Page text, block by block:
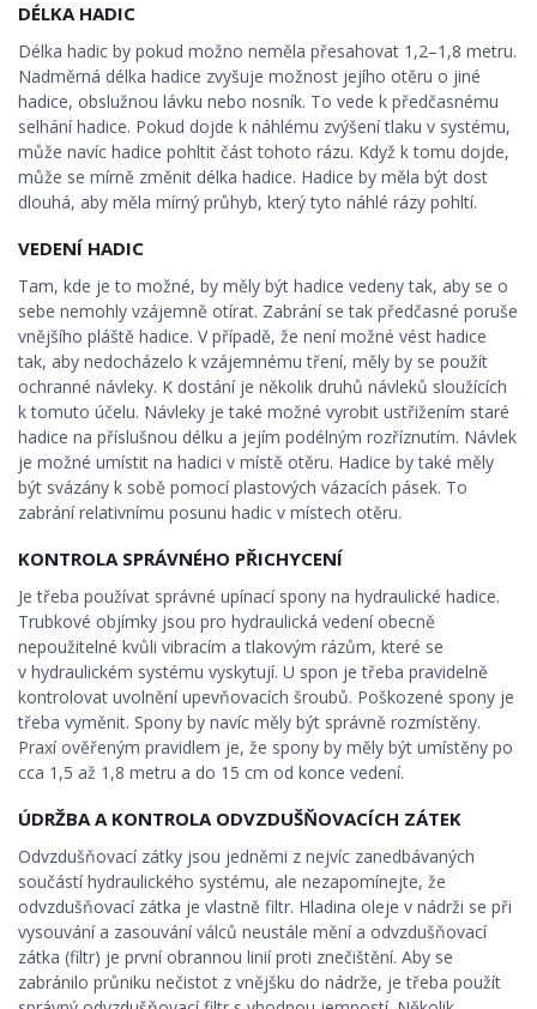
DÉLKA HADIC
Délka hadic by pokud možno neměla přesahovat 1,2–1,8 metru.
Nadměrná délka hadice zvyšuje možnost jejího otěru o jiné
hadice, obslužnou lávku nebo nosník. To vede k předčasnému
selhání hadice. Pokud dojde k náhlému zvýšení tlaku v systému,
může navíc hadice pohltit část tohoto rázu. Když k tomu dojde,
může se mírně změnit délka hadice. Hadice by měla být dost
dlouhá, aby měla mírný průhyb, který tyto náhlé rázy pohltí.
VEDENÍ HADIC
Tam, kde je to možné, by měly být hadice vedeny tak, aby se o
sebe nemohly vzájemně otírat. Zabrání se tak předčasné poruše
vnějšího pláště hadice. V případě, že není možné vést hadice
tak, aby nedocházelo k vzájemnému tření, měly by se použít
ochranné návleky. K dostání je několik druhů návleků sloužících
k tomuto účelu. Návleky je také možné vyrobit ustřižením staré
hadice na příslušnou délku a jejím podélným rozříznutím. Návlek
je možné umístit na hadici v místě otěru. Hadice by také měly
být svázány k sobě pomocí plastových vázacích pásek. To
zabrání relativnímu posunu hadic v místech otěru.
KONTROLA SPRÁVNÉHO PŘICHYCENÍ
Je třeba používat správné upínací spony na hydraulické hadice.
Trubkové objímky jsou pro hydraulická vedení obecně
nepoužitelné kvůli vibracím a tlakovým rázům, které se
v hydraulickém systému vyskytují. U spon je třeba pravidelně
kontrolovat uvolnění upevňovacích šroubů. Poškozené spony je
třeba vyměnit. Spony by navíc měly být správně rozmístěny.
Praxí ověřeným pravidlem je, že spony by měly být umístěny po
cca 1,5 až 1,8 metru a do 15 cm od konce vedení.
ÚDRŽBA A KONTROLA ODVZDUŠŇOVACÍCH ZÁTEK
Odvzdušňovací zátky jsou jedněmi z nejvíc zanedbávaných
součástí hydraulického systému, ale nezapomínejte, že
odvzdušňovací zátka je vlastně filtr. Hladina oleje v nádrži se při
vysouvání a zasouvání válců neustále mění a odvzdušňovací
zátka (filtr) je první obrannou linií proti znečištění. Aby se
zabránilo průniku nečistot z vnějšku do nádrže, je třeba použít